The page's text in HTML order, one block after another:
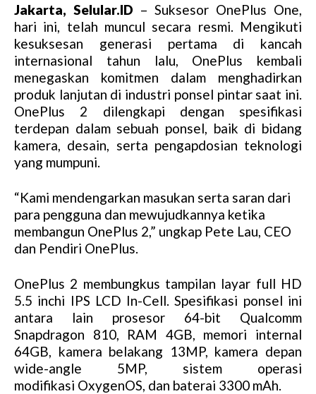
Jakarta, Selular.ID – Suksesor OnePlus One,
hari ini, telah muncul secara resmi. Mengikuti
kesuksesan generasi pertama di kancah
internasional tahun lalu, OnePlus kembali
menegaskan komitmen dalam menghadirkan
produk lanjutan di industri ponsel pintar saat ini.
OnePlus 2 dilengkapi dengan spesifikasi
terdepan dalam sebuah ponsel, baik di bidang
kamera, desain, serta pengapdosian teknologi
yang mumpuni.
“Kami mendengarkan masukan serta saran dari
para pengguna dan mewujudkannya ketika
membangun OnePlus 2,” ungkap Pete Lau, CEO
dan Pendiri OnePlus.
OnePlus 2 membungkus tampilan layar full HD
5.5 inchi IPS LCD In-Cell. Spesifikasi ponsel ini
antara lain prosesor 64-bit Qualcomm
Snapdragon 810, RAM 4GB, memori internal
64GB, kamera belakang 13MP, kamera depan
wide-angle 5MP, sistem operasi
modifikasi OxygenOS, dan baterai 3300 mAh.